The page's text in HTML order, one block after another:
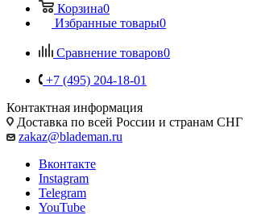
Корзина0
Избранные товары0
Сравнение товаров0
+7 (495) 204-18-01
Контактная информация
Доставка по всей России и странам СНГ
zakaz@blademan.ru
Вконтакте
Instagram
Telegram
YouTube